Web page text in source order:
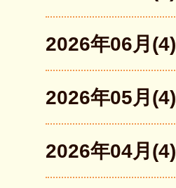
2026年06月(4)
2026年05月(4)
2026年04月(4)